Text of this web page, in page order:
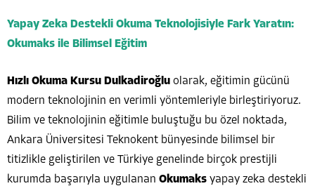
Yapay Zeka Destekli Okuma Teknolojisiyle Fark Yaratın:
Okumaks ile Bilimsel Eğitim
Hızlı Okuma Kursu Dulkadiroğlu olarak, eğitimin gücünü
modern teknolojinin en verimli yöntemleriyle birleştiriyoruz.
Bilim ve teknolojinin eğitimle buluştuğu bu özel noktada,
Ankara Üniversitesi Teknokent bünyesinde bilimsel bir
titizlikle geliştirilen ve Türkiye genelinde birçok prestijli
kurumda başarıyla uygulanan Okumaks yapay zeka destekli